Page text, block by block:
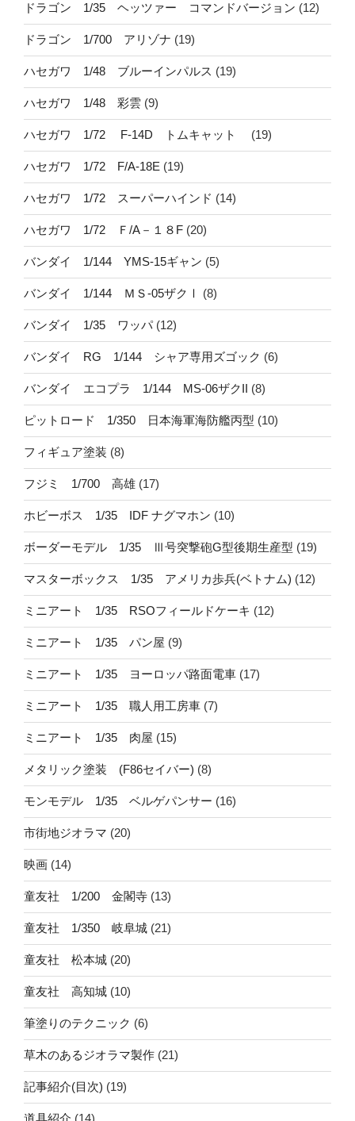
ドラゴン 1/35 ヘッツァー コマンドバージョン (12)
ドラゴン 1/700 アリゾナ (19)
ハセガワ 1/48 ブルーインパルス (19)
ハセガワ 1/48 彩雲 (9)
ハセガワ 1/72 F-14D トムキャット (19)
ハセガワ 1/72 F/A-18E (19)
ハセガワ 1/72 スーパーハインド (14)
ハセガワ 1/72 Ｆ/A－１８F (20)
バンダイ 1/144 YMS-15ギャン (5)
バンダイ 1/144 ＭＳ-05ザクⅠ (8)
バンダイ 1/35 ワッパ(12)
バンダイ RG 1/144 シャア専用ズゴック (6)
バンダイ エコプラ 1/144 MS-06ザクII (8)
ピットロード 1/350 日本海軍海防艦丙型 (10)
フィギュア塗装 (8)
フジミ 1/700 高雄 (17)
ホビーボス 1/35 IDF ナグマホン (10)
ボーダーモデル 1/35 Ⅲ号突撃砲G型後期生産型 (19)
マスターボックス 1/35 アメリカ歩兵(ベトナム) (12)
ミニアート 1/35 RSOフィールドケーキ (12)
ミニアート 1/35 パン屋 (9)
ミニアート 1/35 ヨーロッパ路面電車 (17)
ミニアート 1/35 職人用工房車 (7)
ミニアート 1/35 肉屋 (15)
メタリック塗装 (F86セイバー) (8)
モンモデル 1/35 ベルゲパンサー (16)
市街地ジオラマ (20)
映画 (14)
童友社 1/200 金閣寺 (13)
童友社 1/350 岐阜城 (21)
童友社 松本城 (20)
童友社 高知城 (10)
筆塗りのテクニック (6)
草木のあるジオラマ製作 (21)
記事紹介(目次) (19)